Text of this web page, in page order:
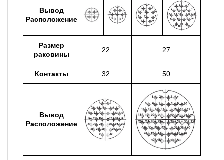
Вывод
Расположение
Размер
раковины
22 27
Контакты 32 50
Вывод
Расположение